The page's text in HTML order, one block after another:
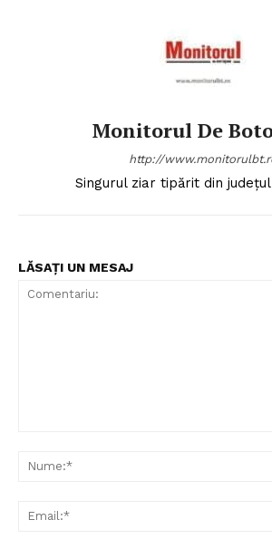
Monitorul De
http://
Singurul ziar tipărit din
LĂSAȚI UN MESAJ